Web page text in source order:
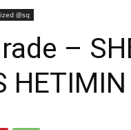
@sq
–